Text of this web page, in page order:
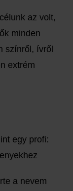
az volt,
minden
színről, ívről
extrém
a nevem